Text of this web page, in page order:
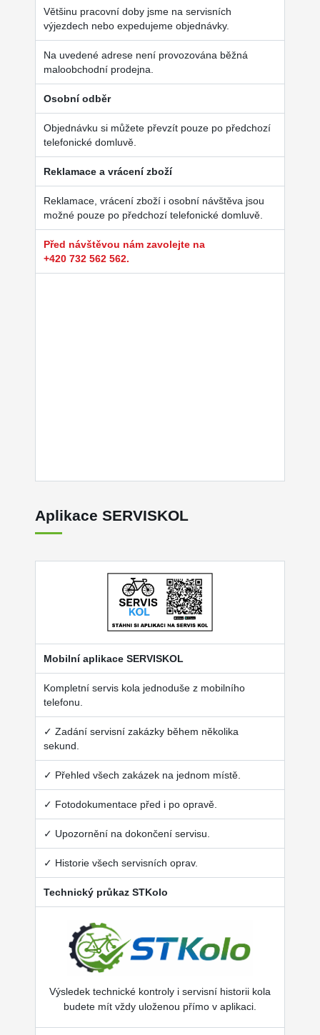
Většinu pracovní doby jsme na servisních
výjezdech nebo expedujeme objednávky.
Na uvedené adrese není provozována běžná
maloobchodní prodejna.
Osobní odběr
Objednávku si můžete převzít pouze po předchozí
telefonické domluvě.
Reklamace a vrácení zboží
Reklamace, vrácení zboží i osobní návštěva jsou
možné pouze po předchozí telefonické domluvě.
Před návštěvou nám zavolejte na
+420 732 562 562.
Aplikace SERVISKOL
Mobilní aplikace SERVISKOL
Kompletní servis kola jednoduše z mobilního
telefonu.
✓ Zadání servisní zakázky během několika
sekund.
✓ Přehled všech zakázek na jednom místě.
✓ Fotodokumentace před i po opravě.
✓ Upozornění na dokončení servisu.
✓ Historie všech servisních oprav.
Technický průkaz STKolo
Výsledek technické kontroly i servisní historii kola
budete mít vždy uloženou přímo v aplikaci.